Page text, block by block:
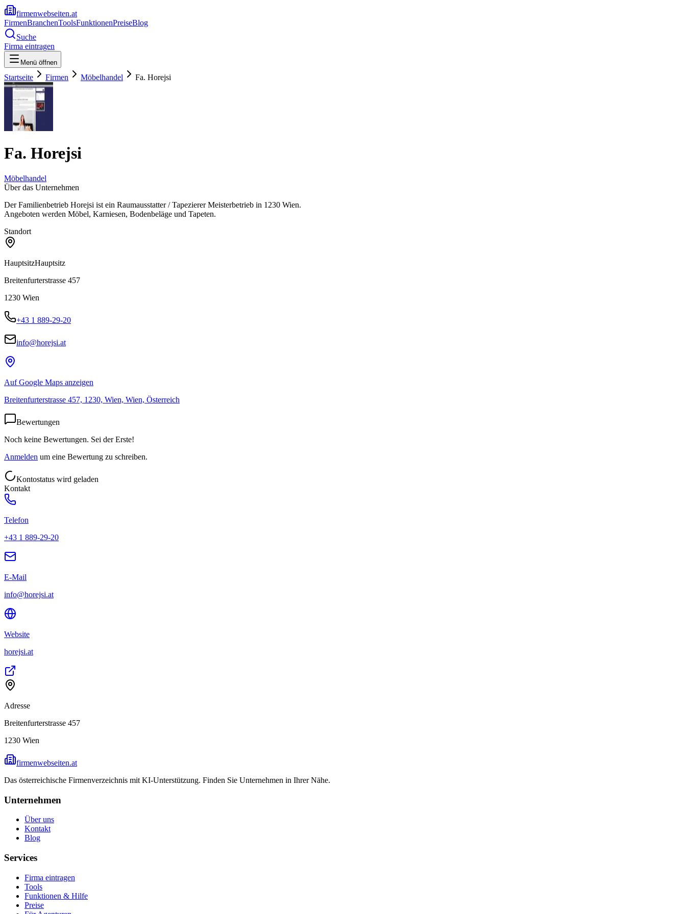
firmenwebseiten.at
FirmenBranchenToolsFunktionenPreiseBlog
Suche
Firma eintragen
Menü öffnen
Startseite Firmen Möbelhandel Fa. Horejsi
Fa. Horejsi
Möbelhandel
Über das Unternehmen
Der Familienbetrieb Horejsi ist ein Raumausstatter / Tapezierer Meisterbetrieb in 1230 Wien.
Angeboten werden Möbel, Karniesen, Bodenbeläge und Tapeten.
Standort
HauptsitzHauptsitz
Breitenfurterstrasse 457
1230 Wien
+43 1 889-29-20
info@horejsi.at
Auf Google Maps anzeigen
Breitenfurterstrasse 457, 1230, Wien, Wien, Österreich
Bewertungen
Noch keine Bewertungen. Sei der Erste!
Anmelden um eine Bewertung zu schreiben.
Kontostatus wird geladen
Kontakt
Telefon
+43 1 889-29-20
E-Mail
info@horejsi.at
Website
horejsi.at
Adresse
Breitenfurterstrasse 457
1230 Wien
firmenwebseiten.at
Das österreichische Firmenverzeichnis mit KI-Unterstützung. Finden Sie Unternehmen in Ihrer Nähe.
Unternehmen
Über uns
Kontakt
Blog
Services
Firma eintragen
Tools
Funktionen & Hilfe
Preise